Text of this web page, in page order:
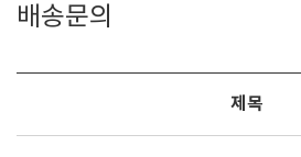
배송문의
제목